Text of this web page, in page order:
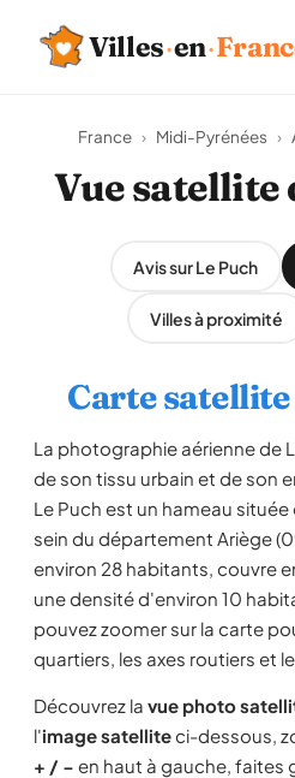
Villes·en·
France › Midi-Pyrénées ›
Vue satellite
Avis sur Le Puch
Villes à proximité
Carte satellite
La photographie aérienne de
de son tissu urbain et de son
Le Puch est un hameau
sein du département Ariège
environ 28 habitants, couvre
une densité d'environ 10
pouvez zoomer sur la carte
quartiers, les axes routiers et
Découvrez la vue photo
l'image satelliteci-dessous,
+ / − en haut à gauche, faites